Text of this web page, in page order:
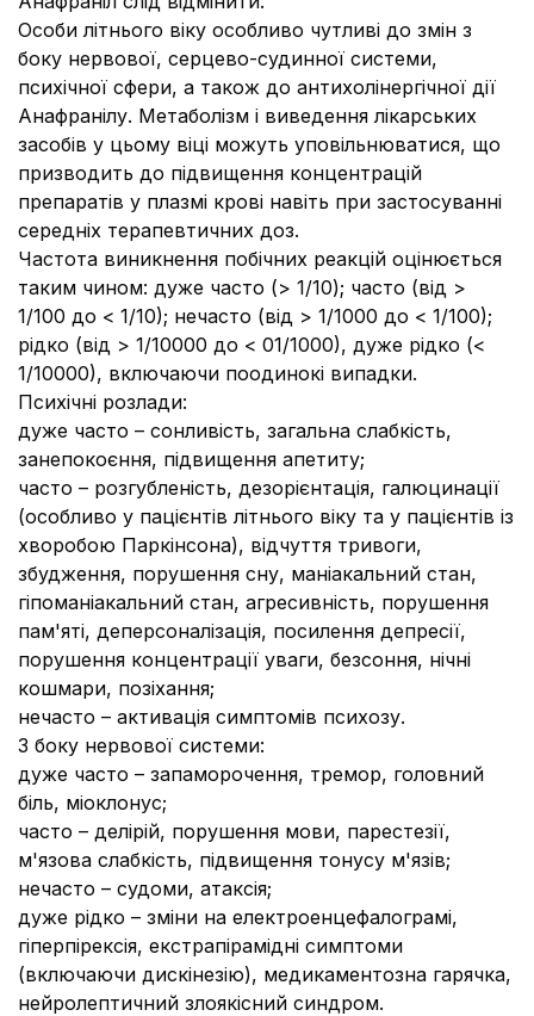
Особи літнього віку особливо чутливі до змін з
боку нервової, серцево-судинної системи,
психічної сфери, а також до антихолінергічної дії
Анафранілу. Метаболізм і виведення лікарських
засобів у цьому віці можуть уповільнюватися, що
призводить до підвищення концентрацій
препаратів у плазмі крові навіть при застосуванні
середніх терапевтичних доз.
Частота виникнення побічних реакцій оцінюється
таким чином: дуже часто (> 1/10); часто (від >
1/100 до < 1/10); нечасто (від > 1/1000 до < 1/100);
рідко (від > 1/10000 до < 01/1000), дуже рідко (<
1/10000), включаючи поодинокі випадки.
Психічні розлади:
дуже часто – сонливість, загальна слабкість,
занепокоєння, підвищення апетиту;
часто – розгубленість, дезорієнтація, галюцинації
(особливо у пацієнтів літнього віку та у пацієнтів із
хворобою Паркінсона), відчуття тривоги,
збудження, порушення сну, маніакальний стан,
гіпоманіакальний стан, агресивність, порушення
пам'яті, деперсоналізація, посилення депресії,
порушення концентрації уваги, безсоння, нічні
кошмари, позіхання;
нечасто – активація симптомів психозу.
З боку нервової системи:
дуже часто – запаморочення, тремор, головний
біль, міоклонус;
часто – делірій, порушення мови, парестезії,
м'язова слабкість, підвищення тонусу м'язів;
нечасто – судоми, атаксія;
дуже рідко – зміни на електроенцефалограмі,
гіперпірексія, екстрапірамідні симптоми
(включаючи дискінезію), медикаментозна гарячка,
нейролептичний злоякісний синдром.